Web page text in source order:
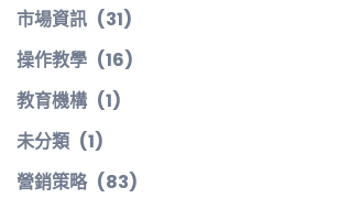
市場資訊 (31)
操作教學 (16)
教育機構 (1)
未分類 (1)
營銷策略 (83)